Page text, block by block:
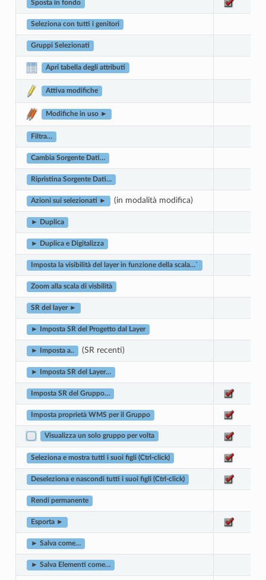
Sposta in fondo
Seleziona con tutti i genitori
Gruppi Selezionati
Apri tabella degli attributi
Attiva modifiche
Modifiche in uso ►
Filtra…
Cambia Sorgente Dati…
Ripristina Sorgente Dati…
Azioni sui selezionati ► (in modalità modifica)
► Duplica
► Duplica e Digitalizza
Imposta la visibilità del layer in funzione della scala…`
Zoom alla scala di visbilità
SR del layer ►
► Imposta SR del Progetto dal Layer
► Imposta a.. (SR recenti)
► Imposta SR del Layer…
Imposta SR del Gruppo…
Imposta proprietà WMS per il Gruppo
Visualizza un solo gruppo per volta
Seleziona e mostra tutti i suoi figli (Ctrl-click)
Deseleziona e nascondi tutti i suoi figli (Ctrl-click)
Rendi permanente
Esporta ►
► Salva come…
► Salva Elementi come…